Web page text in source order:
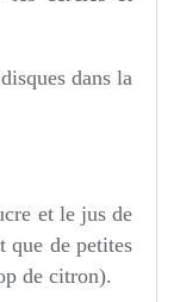
dans la
et le jus de
que de petites
de citron).